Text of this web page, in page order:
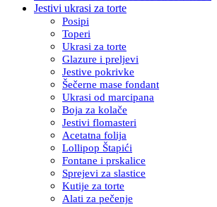
Jestivi ukrasi za torte
Posipi
Toperi
Ukrasi za torte
Glazure i preljevi
Jestive pokrivke
Šečerne mase fondant
Ukrasi od marcipana
Boja za kolače
Jestivi flomasteri
Acetatna folija
Lollipop Štapići
Fontane i prskalice
Sprejevi za slastice
Kutije za torte
Alati za pečenje